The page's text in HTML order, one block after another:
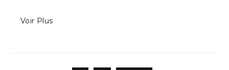
Voir Plus